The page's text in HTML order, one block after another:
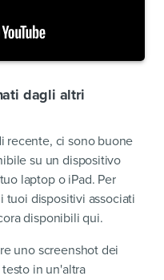
dagli altri
recente, ci sono buone
su un dispositivo
laptop o iPad. Per
tuoi dispositivi associati
disponibili qui.
uno screenshot dei
in un'altra